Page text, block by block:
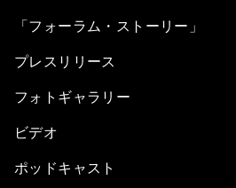
「フォーラム・ストーリー」
プレスリリース
フォトギャラリー
ビデオ
ポッドキャスト